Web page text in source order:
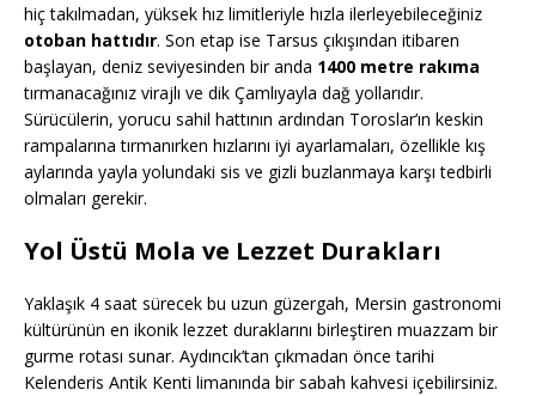
hiç takılmadan, yüksek hız limitleriyle hızla ilerleyebileceğiniz
otoban hattıdır. Son etap ise Tarsus çıkışından itibaren
başlayan, deniz seviyesinden bir anda 1400 metre rakıma
tırmanacağınız virajlı ve dik Çamlıyayla dağ yollarıdır.
Sürücülerin, yorucu sahil hattının ardından Toroslar’ın keskin
rampalarına tırmanırken hızlarını iyi ayarlamaları, özellikle kış
aylarında yayla yolundaki sis ve gizli buzlanmaya karşı tedbirli
olmaları gerekir.
Yol Üstü Mola ve Lezzet Durakları
Yaklaşık 4 saat sürecek bu uzun güzergah, Mersin gastronomi
kültürünün en ikonik lezzet duraklarını birleştiren muazzam bir
gurme rotası sunar. Aydıncık’tan çıkmadan önce tarihi
Kelenderis Antik Kenti limanında bir sabah kahvesi içebilirsiniz.